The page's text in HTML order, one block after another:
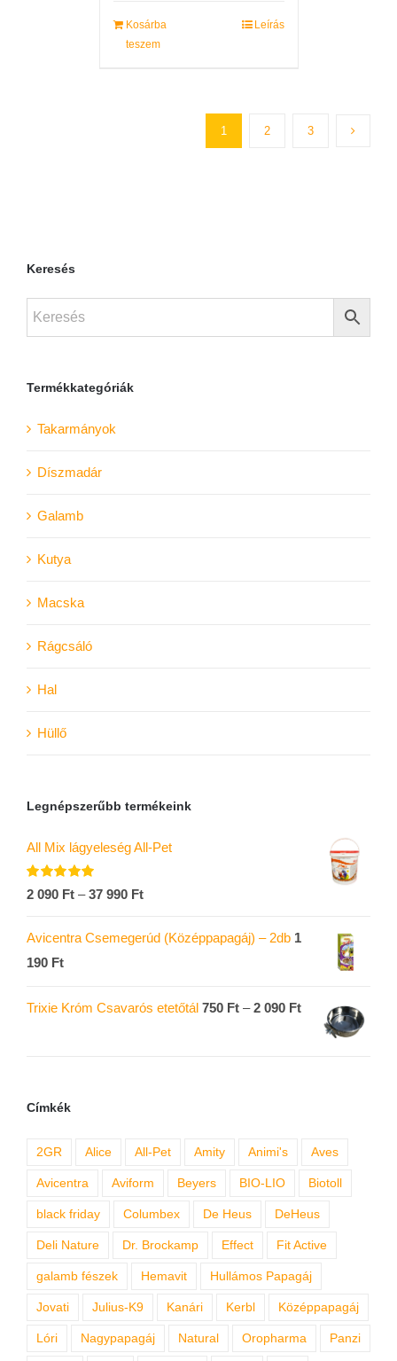
Kosárba
teszem
Leírás
1 2 3
Keresés
Termékkategóriák
Takarmányok
Díszmadár
Galamb
Kutya
Macska
Rágcsáló
Hal
Hüllő
Legnépszerűbb termékeink
All Mix lágyeleség All-Pet
Értékelés:
2 090 Ft –37 990 Ft
Avicentra Csemegerúd (Középpapagáj) – 2db 1
190 Ft
Trixie Króm Csavarós etetőtál 750 Ft –2 090 Ft
Címkék
2GR Alice All-Pet Amity Animi's Aves
Avicentra Aviform Beyers BIO-LIO Biotoll
black friday Columbex De Heus DeHeus
Deli Nature Dr. Brockamp Effect Fit Active
galamb fészek Hemavit Hullámos Papagáj
Jovati Julius-K9 Kanári Kerbl Középpapagáj
Lóri Nagypapagáj Natural Oropharma Panzi